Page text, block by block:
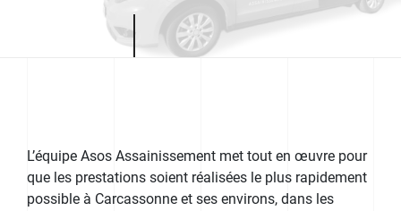
L’équipe Asos Assainissement met tout en œuvre pour
que les prestations soient réalisées le plus rapidement
possible à Carcassonne et ses environs, dans les